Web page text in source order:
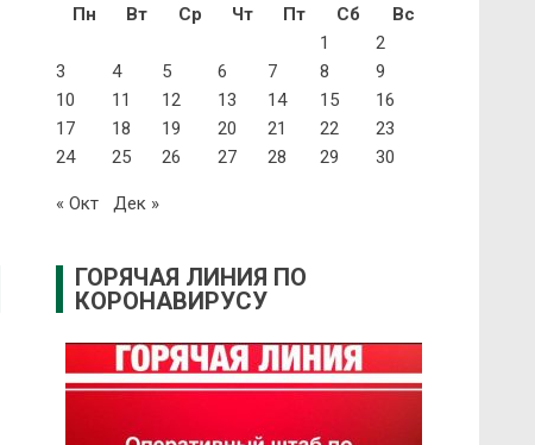
Пн
Вт Ср Чт Пт Сб
Вс
1
2
3
4 5 6 7 8
9
10
11 12 13 14 15
16
17
18 19 20 21 22
23
24
25 26 27 28 29 30
« Окт Дек »
ГОРЯЧАЯ ЛИНИЯ ПО
КОРОНАВИРУСУ